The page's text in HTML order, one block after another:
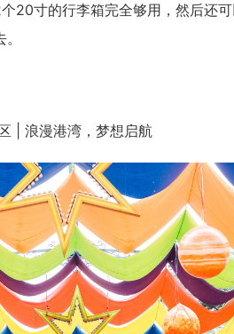
20寸的行李箱完全够用，然后还
| 浪漫港湾，梦想启航